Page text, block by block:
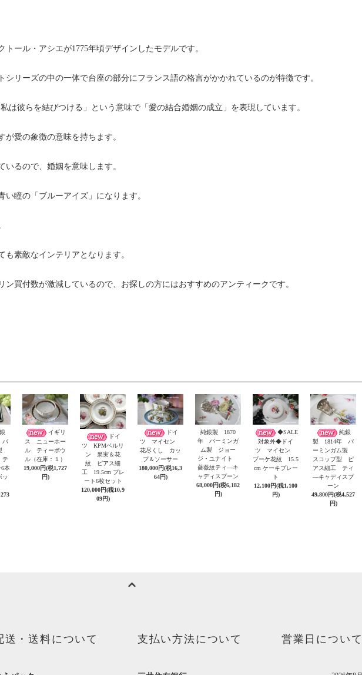
ール・アシエが1775年頃デザインしたモデルです。
リーズの中の一体で台座の部分にフランス語の格言がかかれているのが特徴です。
は彼らを結びつける」という意味で「愛の結合婚姻の成立」を表現しています。
愛の象徴の意味を持ちます。
るので、婚姻を意味します。
瞳の「ブルーアイズ」になります。
素敵なインテリアとなります。
買付数が激減しているので、お探しの方にはおすすめのアンティークです。
バ
テ
本
ッ
イギリ
ス ニューホー
ル ティーボウ
ル（在庫：１）
19,000円(税1,727
円)
ドイ
ツ KPMベルリ
ン 果実＆花
紋 ピアス細
工 19.5cm プレ
ート6枚セット
120,000円(税10,9
09円)
ドイ
ツ マイセン
花尽くし カッ
プ＆ソーサー
180,000円(税16,3
64円)
純銀製 1870
年 バーミンガ
ム製 ジョー
ジ・ユナイト
薔薇紋ティ―キ
ャディスプーン
68,000円(税6,182
円)
◆SALE
対象外◆ドイ
ツ マイセン
ブーケ花紋 15.5
cm ケーキプレー
ト
12,100円(税1,100
円)
純銀
製 1814年 バ
ーミンガム製
スコップ型 ピ
アス細工 ティ
―キャディスプ
ーン
49,800円(税4,527
円)
送・送料について 支払い方法について 営業日について